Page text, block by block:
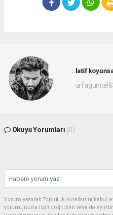
latif
Okuyu Yorumları (0)
Yorum yazarak Topluluk Kuralları’nı kabul
yorumunuzla ilgili doğrudan veya dolaylı